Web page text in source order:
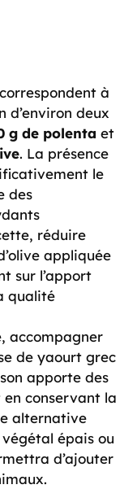
à
d’environ deux
g de polenta et
. La présence
le
des
réduire
appliquée
sur l’apport
qualité
accompagner
de yaourt grec
apporte des
conservant la
alternative
épais ou
d’ajouter